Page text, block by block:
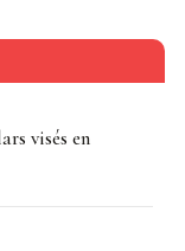
visés en